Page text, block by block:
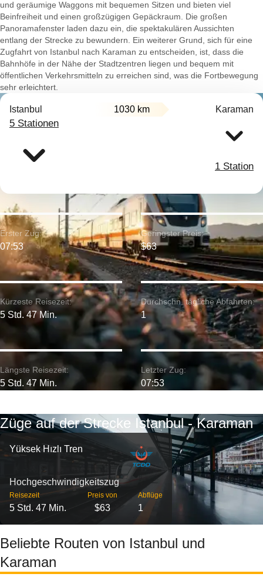
und geräumige Waggons mit bequemen Sitzen und bieten viel
Beinfreiheit und einen großzügigen Gepäckraum. Die großen
Panoramafenster laden dazu ein, die spektakulären Aussichten
entlang der Strecke zu bewundern. Ein weiterer Grund, sich für eine
Zugfahrt von Istanbul nach Karaman zu entscheiden, ist, dass die
Bahnhöfe in der Nähe der Stadtzentren liegen und bequem mit
öffentlichen Verkehrsmitteln zu erreichen sind, was die Fortbewegung
sehr erleichtert.
Istanbul 1030 km Karaman
5 Stationen
1 Station
Kürzeste Reisezeit:
5 Std. 47 Min.
Erster Zug:
07:53
Längste Reisezeit:
5 Std. 47 Min.
Geringster Preis:
$63
Durchschn. tägliche Abfahrten:
1
Letzter Zug:
07:53
Züge auf der Strecke Istanbul - Karaman
Yüksek Hızlı Tren
Hochgeschwindigkeitszug
Reisezeit
5 Std. 47 Min.
Preis von
$63
Abflüge
1
Beliebte Routen von Istanbul und
Karaman